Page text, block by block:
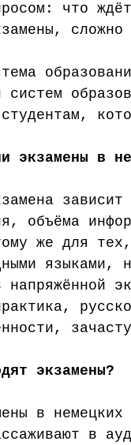
что
систем
экзамены в
объёма
же для
языками,
напряжённой
экзамены?
в
в